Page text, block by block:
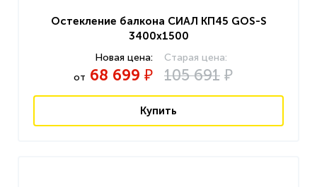
Остекление балкона СИАЛ КП45 GOS-S
3400x1500
от 68 699 ₽ 105 691 ₽
Купить